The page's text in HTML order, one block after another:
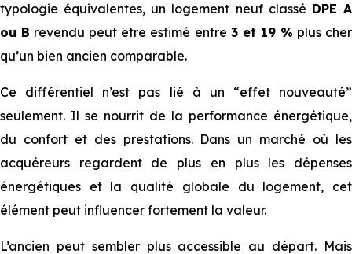
typologie équivalentes, un logement neuf classé DPE A
ou B revendu peut être estimé entre 3 et 19 % plus cher
qu’un bien ancien comparable.
Ce différentiel n’est pas lié à un “effet nouveauté”
seulement. Il se nourrit de la performance énergétique,
du confort et des prestations. Dans un marché où les
acquéreurs regardent de plus en plus les dépenses
énergétiques et la qualité globale du logement, cet
élément peut influencer fortement la valeur.
L’ancien peut sembler plus accessible au départ. Mais